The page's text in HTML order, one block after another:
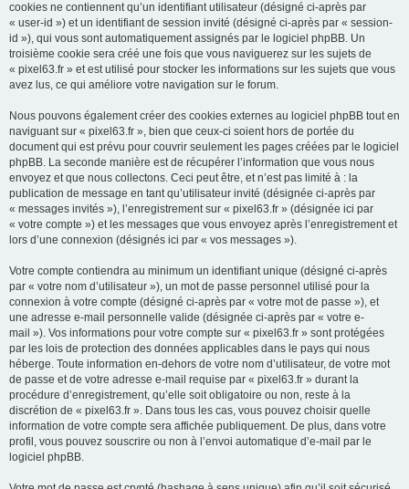
cookies ne contiennent qu’un identifiant utilisateur (désigné ci-après par
« user-id ») et un identifiant de session invité (désigné ci-après par « session-
id »), qui vous sont automatiquement assignés par le logiciel phpBB. Un
troisième cookie sera créé une fois que vous naviguerez sur les sujets de
« pixel63.fr » et est utilisé pour stocker les informations sur les sujets que vous
avez lus, ce qui améliore votre navigation sur le forum.
Nous pouvons également créer des cookies externes au logiciel phpBB tout en
naviguant sur « pixel63.fr », bien que ceux-ci soient hors de portée du
document qui est prévu pour couvrir seulement les pages créées par le logiciel
phpBB. La seconde manière est de récupérer l’information que vous nous
envoyez et que nous collectons. Ceci peut être, et n’est pas limité à : la
publication de message en tant qu’utilisateur invité (désignée ci-après par
« messages invités »), l’enregistrement sur « pixel63.fr » (désignée ici par
« votre compte ») et les messages que vous envoyez après l’enregistrement et
lors d’une connexion (désignés ici par « vos messages »).
Votre compte contiendra au minimum un identifiant unique (désigné ci-après
par « votre nom d’utilisateur »), un mot de passe personnel utilisé pour la
connexion à votre compte (désigné ci-après par « votre mot de passe »), et
une adresse e-mail personnelle valide (désignée ci-après par « votre e-
mail »). Vos informations pour votre compte sur « pixel63.fr » sont protégées
par les lois de protection des données applicables dans le pays qui nous
héberge. Toute information en-dehors de votre nom d’utilisateur, de votre mot
de passe et de votre adresse e-mail requise par « pixel63.fr » durant la
procédure d’enregistrement, qu’elle soit obligatoire ou non, reste à la
discrétion de « pixel63.fr ». Dans tous les cas, vous pouvez choisir quelle
information de votre compte sera affichée publiquement. De plus, dans votre
profil, vous pouvez souscrire ou non à l’envoi automatique d’e-mail par le
logiciel phpBB.